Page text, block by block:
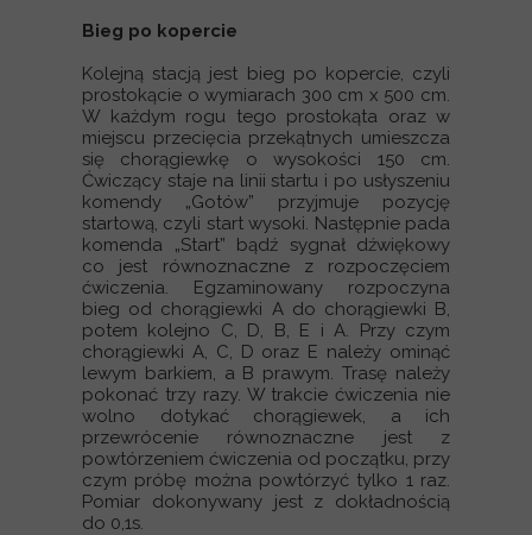
Bieg po kopercie
Kolejną stacją jest bieg po kopercie, czyli
prostokącie o wymiarach 300 cm x 500 cm.
W każdym rogu tego prostokąta oraz w
miejscu przecięcia przekątnych umieszcza
się chorągiewkę o wysokości 150 cm.
Ćwiczący staje na linii startu i po usłyszeniu
komendy „Gotów” przyjmuje pozycję
startową, czyli start wysoki. Następnie pada
komenda „Start” bądź sygnał dźwiękowy
co jest równoznaczne z rozpoczęciem
ćwiczenia. Egzaminowany rozpoczyna
bieg od chorągiewki A do chorągiewki B,
potem kolejno C, D, B, E i A. Przy czym
chorągiewki A, C, D oraz E należy ominąć
lewym barkiem, a B prawym. Trasę należy
pokonać trzy razy. W trakcie ćwiczenia nie
wolno dotykać chorągiewek, a ich
przewrócenie równoznaczne jest z
powtórzeniem ćwiczenia od początku, przy
czym próbę można powtórzyć tylko 1 raz.
Pomiar dokonywany jest z dokładnością
do 0,1s.